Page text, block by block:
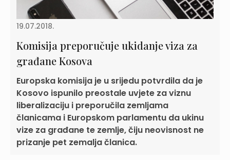
19.07.2018.
Komisija preporučuje ukidanje viza za
građane Kosova
Europska komisija je u srijedu potvrdila da je
Kosovo ispunilo preostale uvjete za viznu
liberalizaciju i preporučila zemljama
članicama i Europskom parlamentu da ukinu
vize za građane te zemlje, čiju neovisnost ne
prizanje pet zemalja članica.